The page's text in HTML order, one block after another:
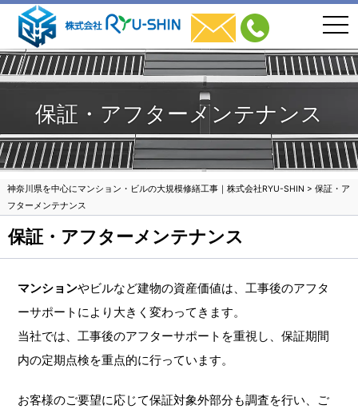
保証・アフターメンテナンス
神奈川県を中心にマンション・ビルの大規模修繕工事｜株式会社RYU-SHIN > 保証・ア
フターメンテナンス
保証・アフターメンテナンス
マンションやビルなど建物の資産価値は、工事後のアフタ
ーサポートにより大きく変わってきます。
当社では、工事後のアフターサポートを重視し、保証期間
内の定期点検を重点的に行っています。
お客様のご要望に応じて保証対象外部分も調査を行い、ご